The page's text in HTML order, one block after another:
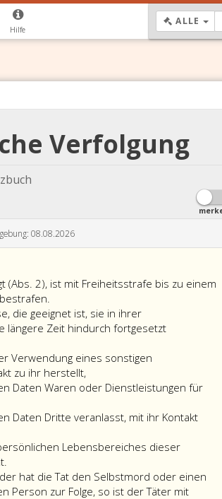
Hilfe
ALLE
Verfolgung
08.08.2026
2), ist mit Freiheitsstrafe bis zu einem
eine
Person
beharrlich
verfolgt
(Absatz
ist
Freiheitsstrafe
zu
einem
die geeignet ist, sie in ihrer
längere Zeit hindurch fortgesetzt
Verwendung eines sonstigen
zu ihr herstellt,
Daten Waren oder Dienstleistungen für
Daten Dritte veranlasst, mit ihr Kontakt
Lebensbereiches dieser
hat die Tat den Selbstmord oder einen
Person zur Folge, so ist der Täter mit